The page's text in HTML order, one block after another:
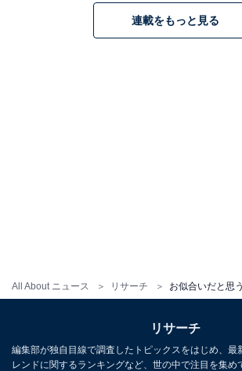
All About ニュース リサーチ
GTO
11位までの全ラン
る
連載をもっと見る
リサーチ
編集部が独自目線で調査したトピックスをはじめ、最
レンドに関するランキングなど、世の中で注目を集め